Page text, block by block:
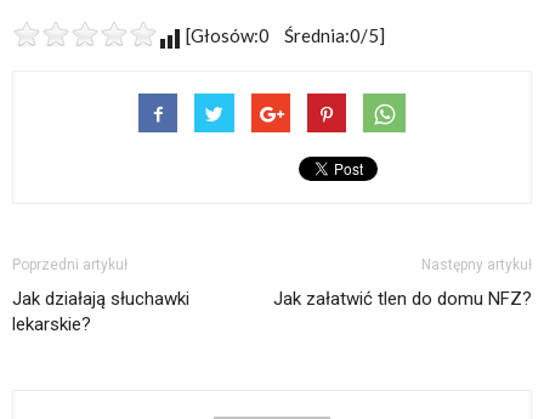
[Głosów:0 Średnia:0/5]
Poprzedni artykuł
Jak działają słuchawki
lekarskie?
Następny artykuł
Jak załatwić tlen do domu NFZ?